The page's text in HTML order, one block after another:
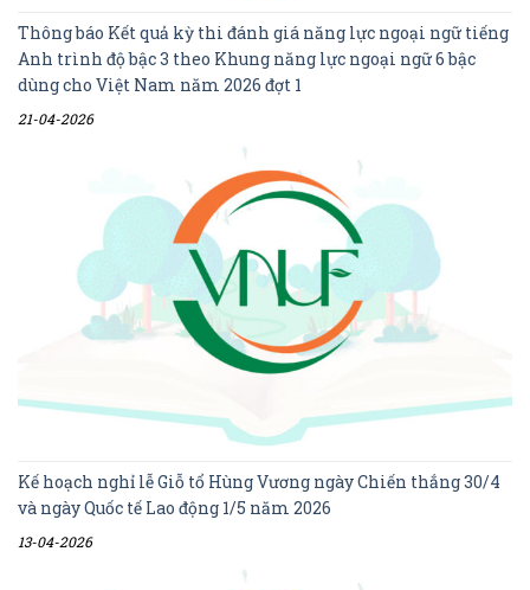
Thông báo Kết quả kỳ thi đánh giá năng lực ngoại ngữ tiếng
Anh trình độ bậc 3 theo Khung năng lực ngoại ngữ 6 bậc
dùng cho Việt Nam năm 2026 đợt 1
21-04-2026
Kế hoạch nghỉ lễ Giỗ tổ Hùng Vương ngày Chiến thắng 30/4
và ngày Quốc tế Lao động 1/5 năm 2026
13-04-2026